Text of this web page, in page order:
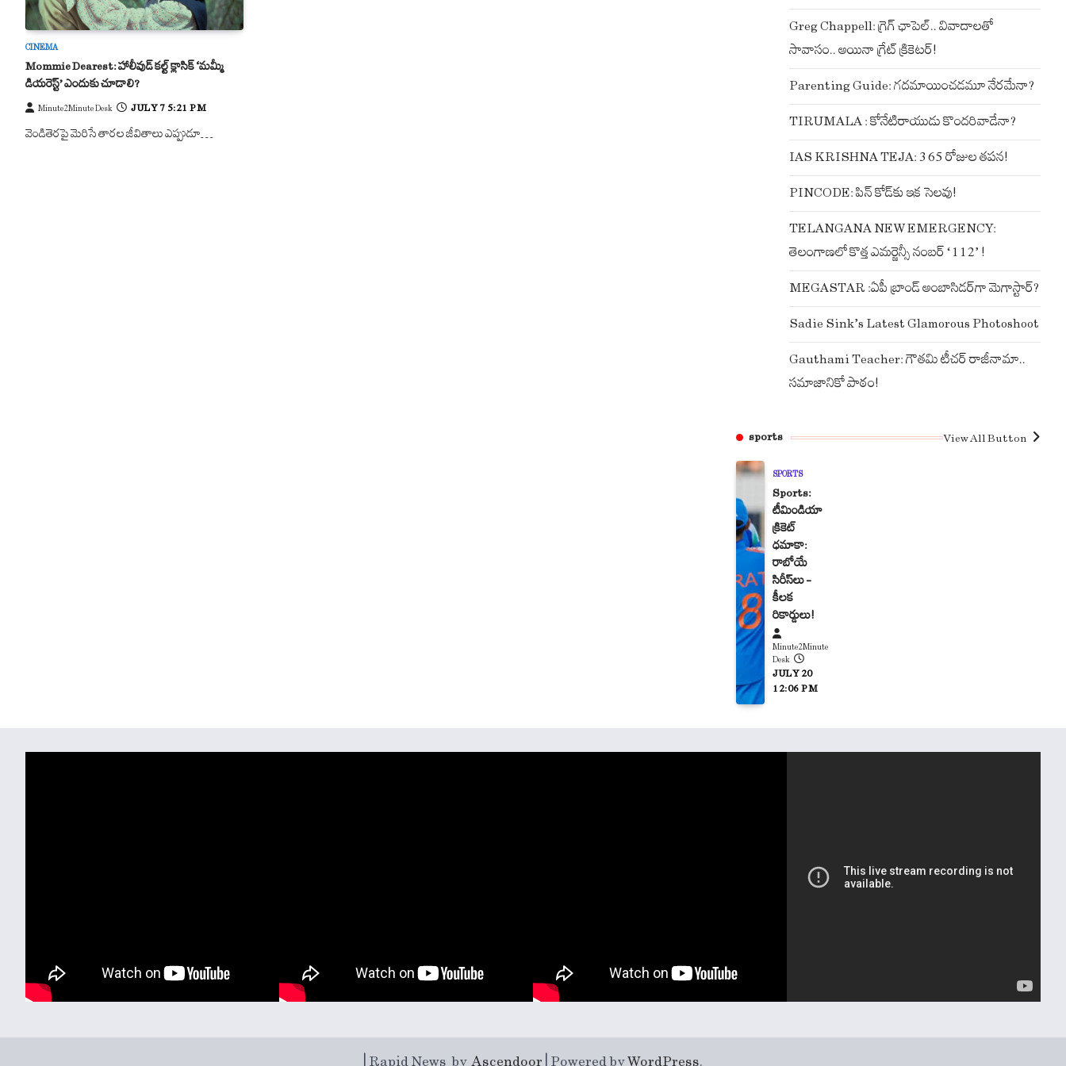
CINEMA
Mommie Dearest: హాలీవుడ్ కల్ట్ క్లాసిక్ ‘మమ్మీ
డియరెస్ట్’ ఎందుకు చూడాలి?
Minute2Minute Desk JULY 7 5:21 PM
వెండితెరపై మెరిసే తారల జీవితాలు ఎప్పుడూ…
Greg Chappell: గ్రెగ్ ఛాపెల్.. వివాదాలతో
సావాసం.. అయినా గ్రేట్ క్రికెటర్!
Parenting Guide: గదమాయించడమూ నేరమేనా?
TIRUMALA : కోనేటిరాయుడు కొందరివాడేనా?
IAS KRISHNA TEJA: 365 రోజుల తపన!
PINCODE: పిన్ కోడ్‌కు ఇక సెలవు!
TELANGANA NEW EMERGENCY:
తెలంగాణలో కొత్త ఎమర్జెన్సీ నంబర్ ‘112’ !
MEGASTAR :ఏపీ బ్రాండ్ అంబాసిడర్‌గా మెగాస్టార్?
Sadie Sink’s Latest Glamorous Photoshoot
Gauthami Teacher: గౌతమి టీచర్ రాజీనామా..
సమాజానికో పాఠం!
sports View All Button
SPORTS
Sports:
టీమిండియా
క్రికెట్
ధమాకా:
రాబోయే
సిరీస్‌లు –
కీలక
రికార్డులు!
Minute2Minute
Desk
JULY 20
12:06 PM